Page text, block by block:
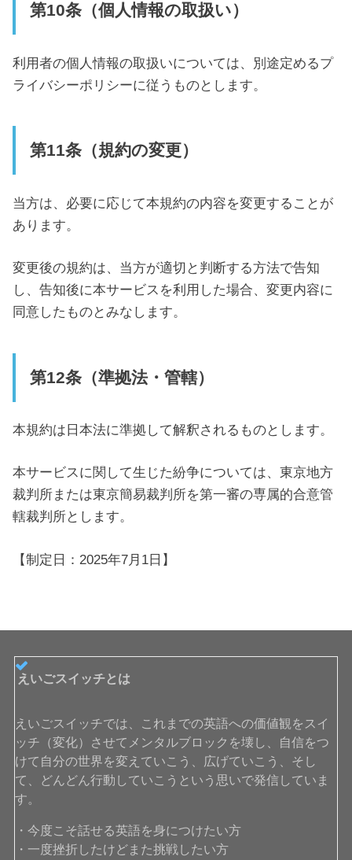
第10条（個人情報の取扱い）
利用者の個人情報の取扱いについては、別途定めるプ
ライバシーポリシーに従うものとします。
第11条（規約の変更）
当方は、必要に応じて本規約の内容を変更することが
あります。
変更後の規約は、当方が適切と判断する方法で告知
し、告知後に本サービスを利用した場合、変更内容に
同意したものとみなします。
第12条（準拠法・管轄）
本規約は日本法に準拠して解釈されるものとします。
本サービスに関して生じた紛争については、東京地方
裁判所または東京簡易裁判所を第一審の専属的合意管
轄裁判所とします。
【制定日：2025年7月1日】
えいごスイッチとは
えいごスイッチでは、これまでの英語への価値観をスイ
ッチ（変化）させてメンタルブロックを壊し、自信をつ
けて自分の世界を変えていこう、広げていこう、そし
て、どんどん行動していこうという思いで発信していま
す。
・今度こそ話せる英語を身につけたい方
・一度挫折したけどまた挑戦したい方